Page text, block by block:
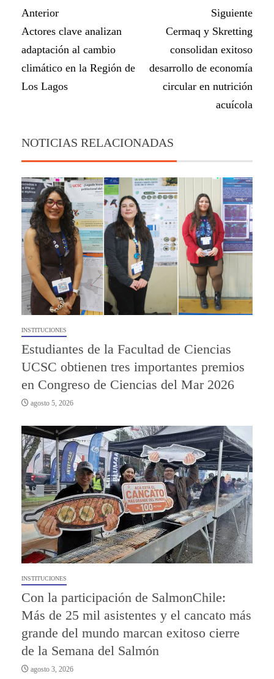
Anterior
Actores clave analizan
adaptación al cambio
climático en la Región de
Los Lagos
Siguiente
Cermaq y Skretting
consolidan exitoso
desarrollo de economía
circular en nutrición
acuícola
NOTICIAS RELACIONADAS
INSTITUCIONES
Estudiantes de la Facultad de Ciencias
UCSC obtienen tres importantes premios
en Congreso de Ciencias del Mar 2026
agosto 5, 2026
INSTITUCIONES
Con la participación de SalmonChile:
Más de 25 mil asistentes y el cancato más
grande del mundo marcan exitoso cierre
de la Semana del Salmón
agosto 3, 2026